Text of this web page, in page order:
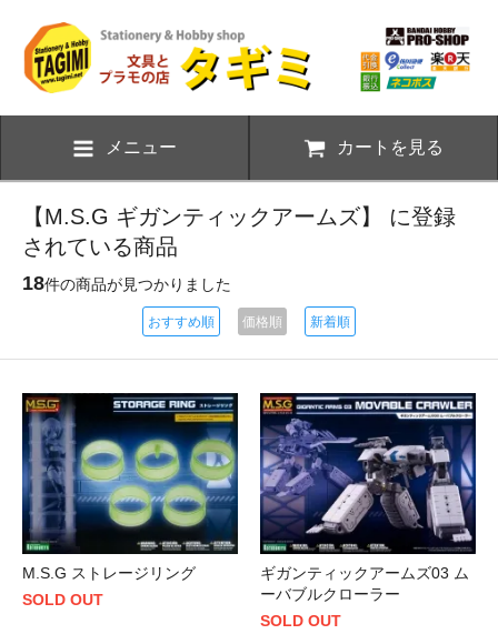
メニュー カートを見る
【M.S.G ギガンティックアームズ】 に登録
されている商品
18件の商品が見つかりました
おすすめ順 価格順 新着順
M.S.G ストレージリング
SOLD OUT
ギガンティックアームズ03 ム
ーバブルクローラー
SOLD OUT